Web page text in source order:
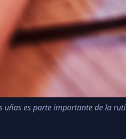
uñas es parte importante de la